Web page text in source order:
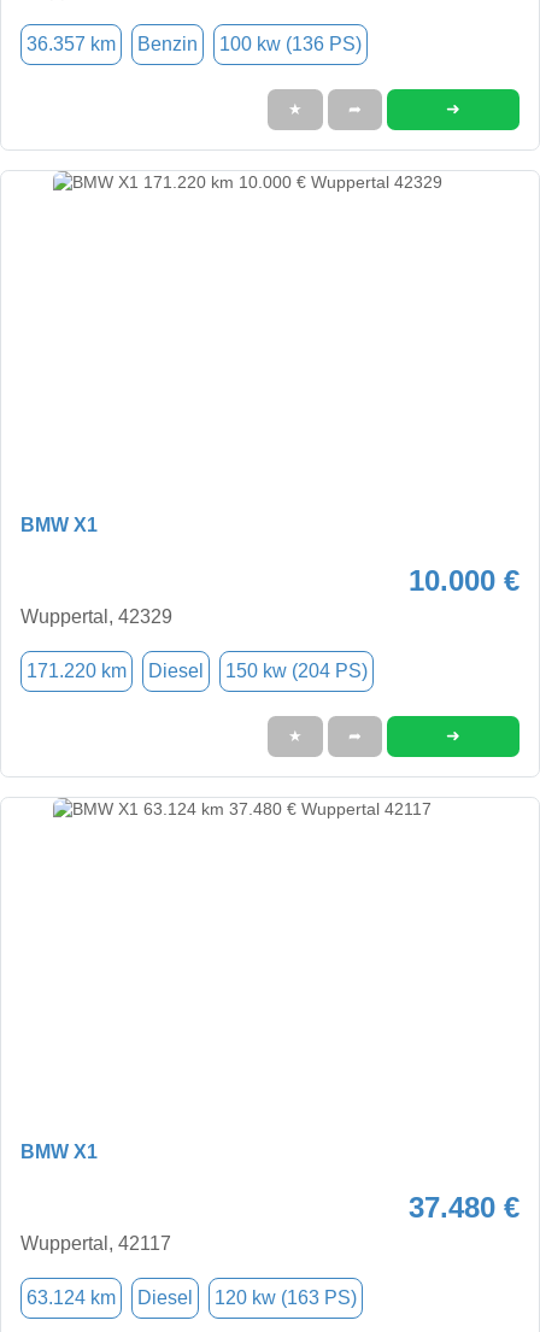
36.357 km Benzin 100 kw (136 PS)
★ ➦ ➜
BMW X1
10.000 €
Wuppertal, 42329
171.220 km Diesel 150 kw (204 PS)
★ ➦ ➜
BMW X1
37.480 €
Wuppertal, 42117
63.124 km Diesel 120 kw (163 PS)